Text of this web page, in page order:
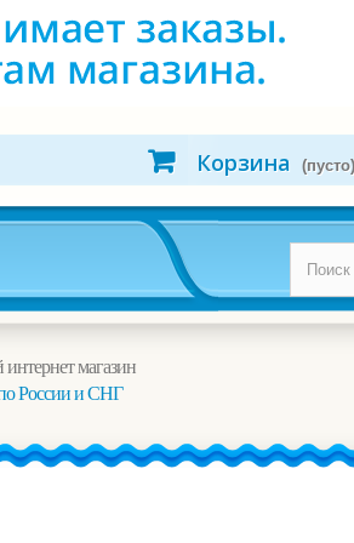
Корзина (пусто)
магазин
России и СНГ